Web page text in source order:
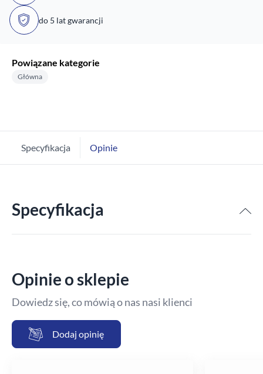
do 5 lat gwarancji
Powiązane kategorie
Główna
Specyfikacja Opinie
Specyfikacja
Opinie o sklepie
Dowiedz się, co mówią o nas nasi klienci
Dodaj opinię